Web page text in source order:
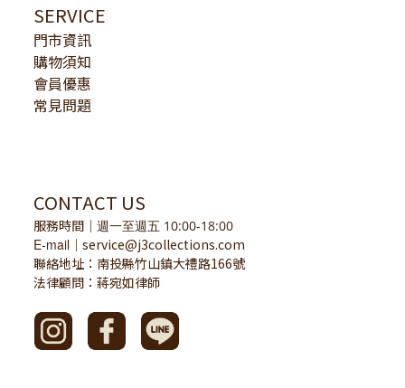
SERVICE
門市資訊
購物須知
會員優惠
常見問題
CONTACT US
服務時間 ｜ 週一至週五 10:00-18:00
E-mail ｜ service@j3collections.com
聯絡地址：南投縣竹山鎮大禮路166號
法律顧問：蔣宛如律師